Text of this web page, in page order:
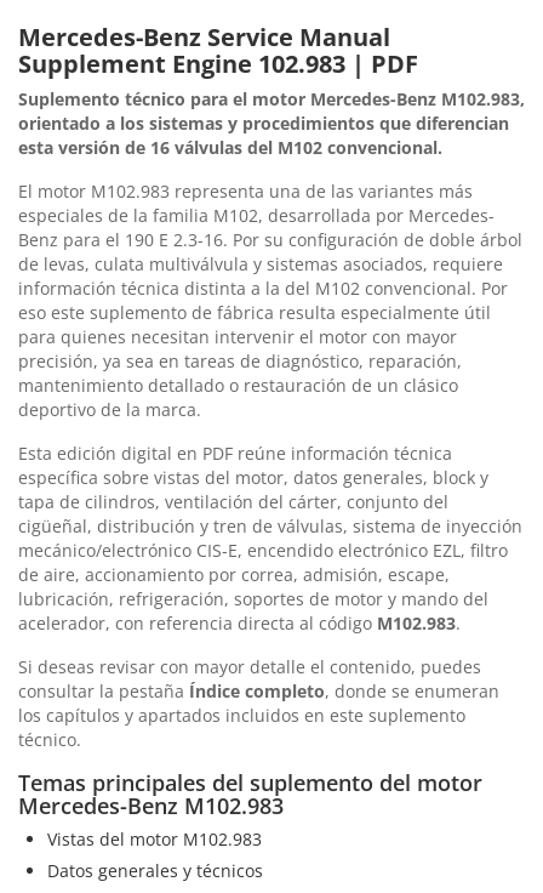
Mercedes-Benz Service Manual
Supplement Engine 102.983 | PDF
Suplemento técnico para el motor Mercedes-Benz M102.983,
orientado a los sistemas y procedimientos que diferencian
esta versión de 16 válvulas del M102 convencional.
El motor M102.983 representa una de las variantes más
especiales de la familia M102, desarrollada por Mercedes-
Benz para el 190 E 2.3-16. Por su configuración de doble árbol
de levas, culata multiválvula y sistemas asociados, requiere
información técnica distinta a la del M102 convencional. Por
eso este suplemento de fábrica resulta especialmente útil
para quienes necesitan intervenir el motor con mayor
precisión, ya sea en tareas de diagnóstico, reparación,
mantenimiento detallado o restauración de un clásico
deportivo de la marca.
Esta edición digital en PDF reúne información técnica
específica sobre vistas del motor, datos generales, block y
tapa de cilindros, ventilación del cárter, conjunto del
cigüeñal, distribución y tren de válvulas, sistema de inyección
mecánico/electrónico CIS-E, encendido electrónico EZL, filtro
de aire, accionamiento por correa, admisión, escape,
lubricación, refrigeración, soportes de motor y mando del
acelerador, con referencia directa al código M102.983.
Si deseas revisar con mayor detalle el contenido, puedes
consultar la pestaña Índice completo, donde se enumeran
los capítulos y apartados incluidos en este suplemento
técnico.
Temas principales del suplemento del motor
Mercedes-Benz M102.983
Vistas del motor M102.983
Datos generales y técnicos